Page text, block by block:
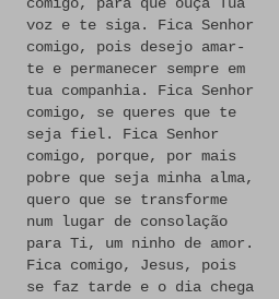
voz e te siga. Fica Senhor
comigo, pois desejo amar-
te e permanecer sempre em
tua companhia. Fica Senhor
comigo, se queres que te
seja fiel. Fica Senhor
comigo, porque, por mais
pobre que seja minha alma,
quero que se transforme
num lugar de consolação
para Ti, um ninho de amor.
Fica comigo, Jesus, pois
se faz tarde e o dia chega